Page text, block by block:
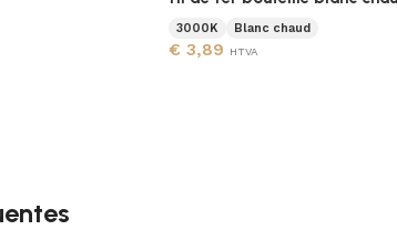
3000K Blanc chaud
€ 3,89 HTVA